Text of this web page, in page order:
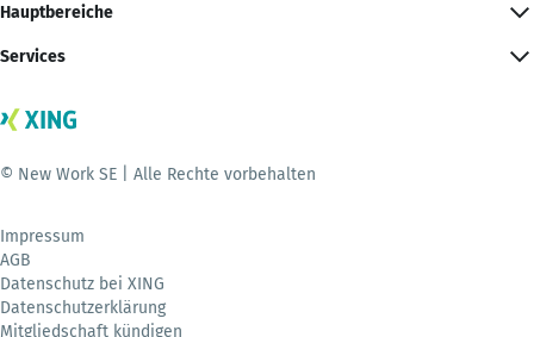
Hauptbereiche
Services
© New Work SE | Alle Rechte vorbehalten
Impressum
AGB
Datenschutz bei XING
Datenschutzerklärung
Mitgliedschaft kündigen